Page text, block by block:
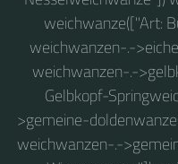
weichwanze(["Art:
weichwanzen-.-
weichwanzen-.-
Gelbkopf-
>gemeine-
weichwanzen-.-